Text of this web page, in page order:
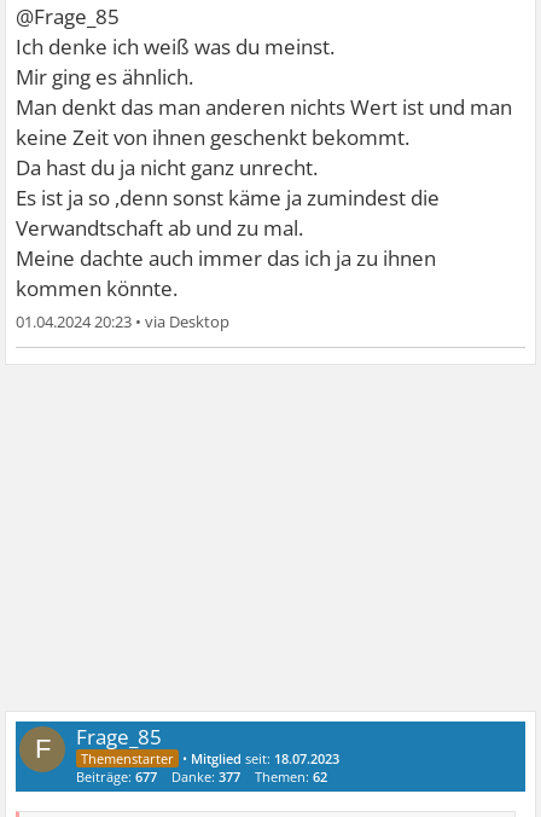
@Frage_85
Ich denke ich weiß was du meinst.
Mir ging es ähnlich.
Man denkt das man anderen nichts Wert ist und man
keine Zeit von ihnen geschenkt bekommt.
Da hast du ja nicht ganz unrecht.
Es ist ja so ,denn sonst käme ja zumindest die
Verwandtschaft ab und zu mal.
Meine dachte auch immer das ich ja zu ihnen
kommen könnte.
01.04.2024 20:23 •
F Frage_85
• Mitglied seit: 18.07.2023
Beiträge:677 Danke:377 Themen:62